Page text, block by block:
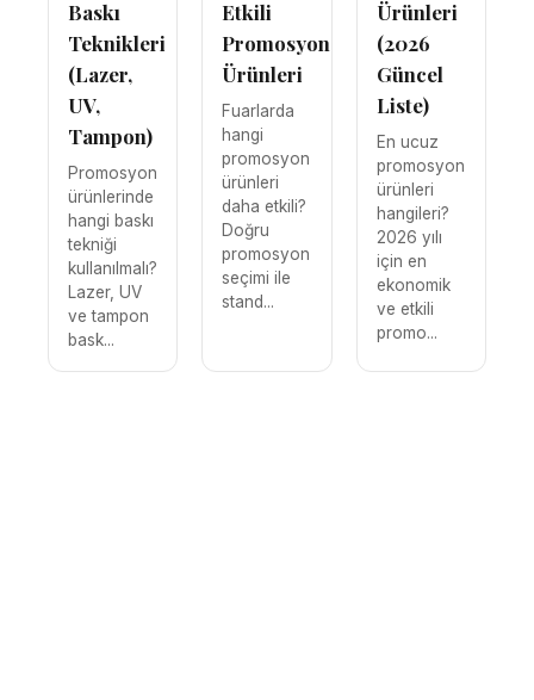
Baskı
Teknikleri
(Lazer,
UV,
Tampon)
Promosyon
ürünlerinde
hangi baskı
tekniği
kullanılmalı?
Lazer, UV
ve tampon
bask...
Etkili
Promosyon
Ürünleri
Fuarlarda
hangi
promosyon
ürünleri
daha etkili?
Doğru
promosyon
seçimi ile
stand...
Ürünleri
(2026
Güncel
Liste)
En ucuz
promosyon
ürünleri
hangileri?
2026 yılı
için en
ekonomik
ve etkili
promo...